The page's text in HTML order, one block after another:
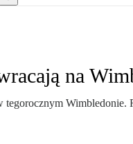
na
tegorocznym